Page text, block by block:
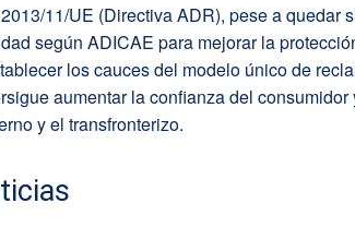
11/UE (Directiva ADR), pese a quedar
según ADICAE para mejorar la
los cauces del modelo único de
aumentar la confianza del consumidor
y el transfronterizo.